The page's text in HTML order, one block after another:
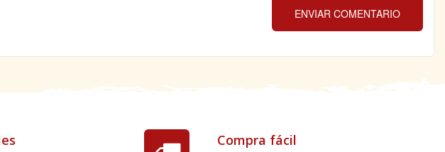
ENVIAR COMENTARIO
Compra fácil